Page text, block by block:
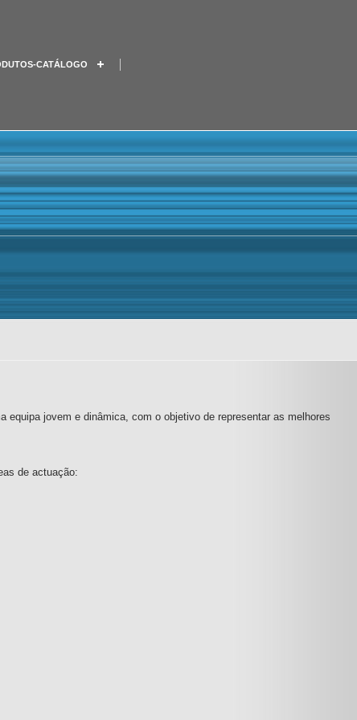
CATÁLOGO
equipa jovem e dinâmica, com o objetivo de representar as melhores
de actuação: